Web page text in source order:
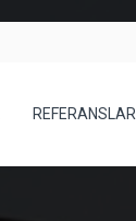
REFERANSLAR